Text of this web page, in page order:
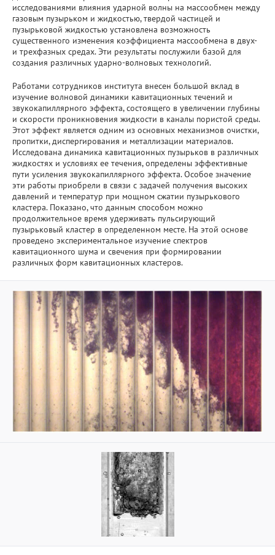
исследованиями влияния ударной волны на массообмен между
газовым пузырьком и жидкостью, твердой частицей и
пузырьковой жидкостью установлена возможность
существенного изменения коэффициента массообмена в двух-
и трехфазных средах. Эти результаты послужили базой для
создания различных ударно-волновых технологий.
Работами сотрудников института внесен большой вклад в
изучение волновой динамики кавитационных течений и
звукокапиллярного эффекта, состоящего в увеличении глубины
и скорости проникновения жидкости в каналы пористой среды.
Этот эффект является одним из основных механизмов очистки,
пропитки, диспергирования и металлизации материалов.
Исследована динамика кавитационных пузырьков в различных
жидкостях и условиях ее течения, определены эффективные
пути усиления звукокапиллярного эффекта. Особое значение
эти работы приобрели в связи с задачей получения высоких
давлений и температур при мощном сжатии пузырькового
кластера. Показано, что данным способом можно
продолжительное время удерживать пульсирующий
пузырьковый кластер в определенном месте. На этой основе
проведено экспериментальное изучение спектров
кавитационного шума и свечения при формировании
различных форм кавитационных кластеров.